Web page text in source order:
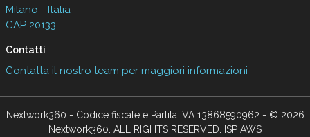
Milano - Italia
CAP 20133
Contatti
Contatta il nostro team per maggiori informazioni
Nextwork360 - Codice fiscale e Partita IVA 13868590962 - © 2026
Nextwork360. ALL RIGHTS RESERVED. ISP AWS